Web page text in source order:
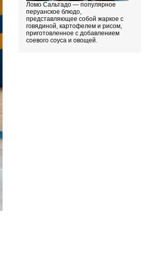
Ломо Сальтадо — популярное
перуанское блюдо,
представляющее собой жаркое с
говядиной, картофелем и рисом,
приготовленное с добавлением
соевого соуса и овощей.